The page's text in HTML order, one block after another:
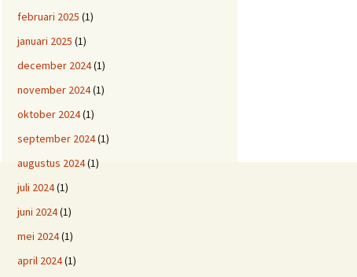
februari 2025 (1)
januari 2025 (1)
december 2024(1)
november 2024(1)
oktober 2024(1)
september 2024(1)
augustus 2024(1)
juli 2024(1)
juni 2024(1)
mei 2024(1)
april 2024(1)